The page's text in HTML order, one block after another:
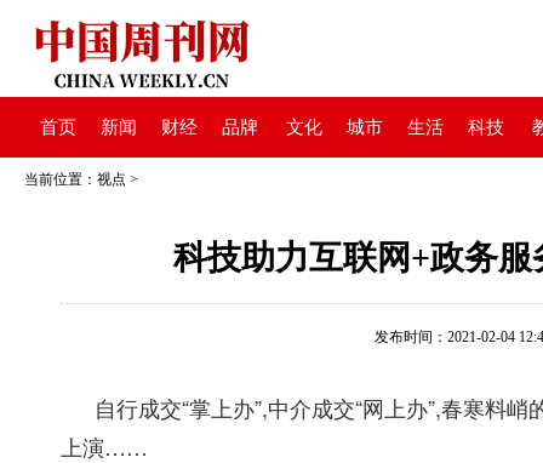
首页 新闻 财经 品牌 文化 城市 生活 科技
当前位置： 视点 >
科技助力互联网+政务
发布时间：2021-02-04
自行成交“掌上办”,中介成交“网上办”,春寒料峭
上演……